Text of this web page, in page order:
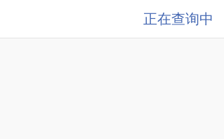
正在查询中